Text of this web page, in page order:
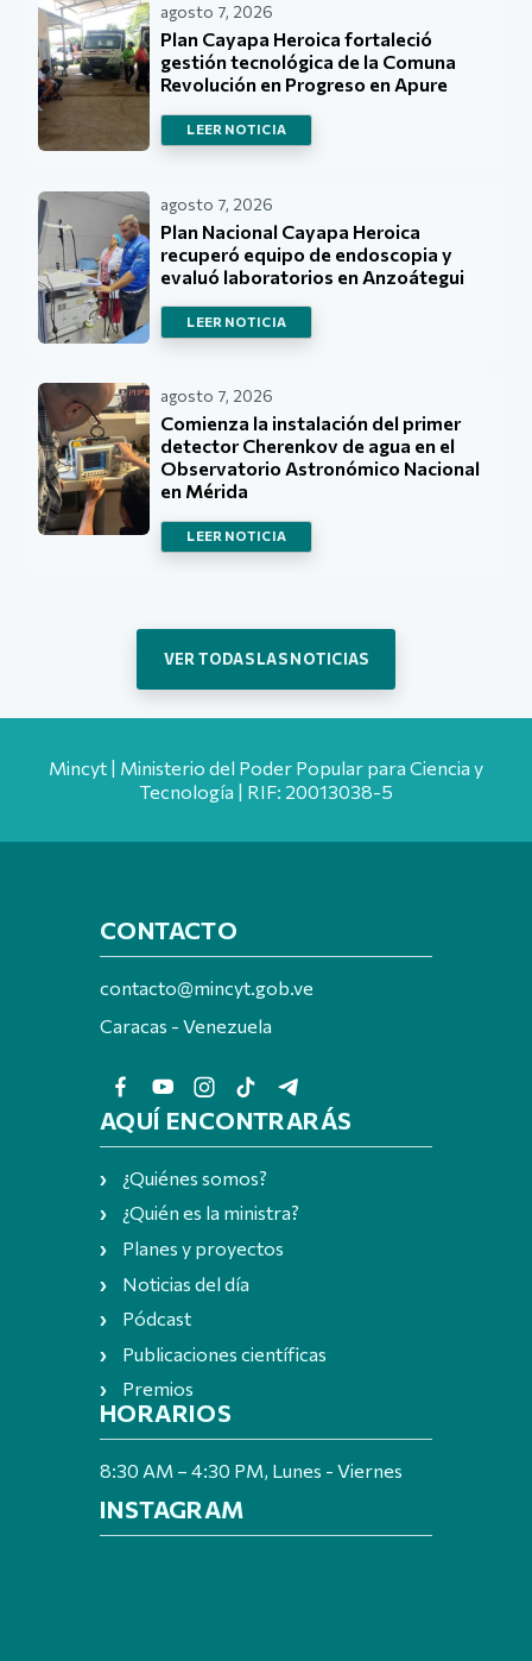
agosto 7, 2026
Plan Cayapa Heroica fortaleció
gestión tecnológica de la Comuna
Revolución en Progreso en Apure
LEER NOTICIA
agosto 7, 2026
Plan Nacional Cayapa Heroica
recuperó equipo de endoscopia y
evaluó laboratorios en Anzoátegui
LEER NOTICIA
agosto 7, 2026
Comienza la instalación del primer
detector Cherenkov de agua en el
Observatorio Astronómico Nacional
en Mérida
LEER NOTICIA
VER TODAS LAS NOTICIAS
Mincyt | Ministerio del Poder Popular para Ciencia y
Tecnología | RIF: 20013038-5
CONTACTO
contacto@mincyt.gob.ve
Caracas - Venezuela
AQUÍ ENCONTRARÁS
¿Quiénes somos?
¿Quién es la ministra?
Planes y proyectos
Noticias del día
Pódcast
Publicaciones científicas
Premios
HORARIOS
8:30 AM – 4:30 PM, Lunes - Viernes
INSTAGRAM